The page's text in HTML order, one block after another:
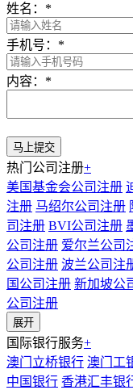
姓名： *
手机号： *
内容： *
热门公司注册+
美国基金会公司注册
注册 马绍尔公司注册
司注册 BVI公司注册
公司注册 爱尔兰公司
公司注册 波兰公司注
国公司注册 新加坡公
公司注册
展开
国际银行服务+
澳门立桥银行 澳门工
中国银行 香港汇丰银